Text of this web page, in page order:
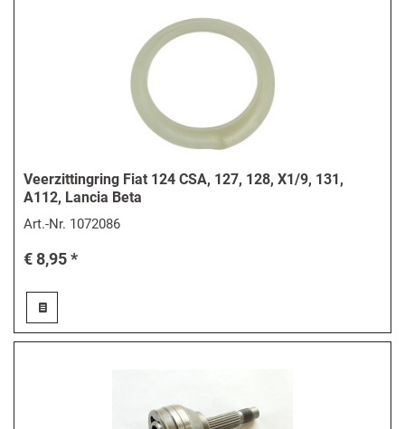
Veerzittingring Fiat 124 CSA, 127, 128, X1/9, 131,
A112, Lancia Beta
Art.-Nr. 1072086
€ 8,95 *